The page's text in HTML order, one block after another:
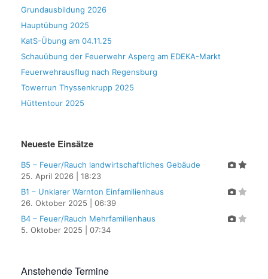
Grundausbildung 2026
Hauptübung 2025
KatS-Übung am 04.11.25
Schauübung der Feuerwehr Asperg am EDEKA-Markt
Feuerwehrausflug nach Regensburg
Towerrun Thyssenkrupp 2025
Hüttentour 2025
Neueste Einsätze
B5 – Feuer/Rauch landwirtschaftliches Gebäude
25. April 2026
18:23
B1 – Unklarer Warnton Einfamilienhaus
26. Oktober 2025
06:39
B4 – Feuer/Rauch Mehrfamilienhaus
5. Oktober 2025
07:34
Anstehende Termine